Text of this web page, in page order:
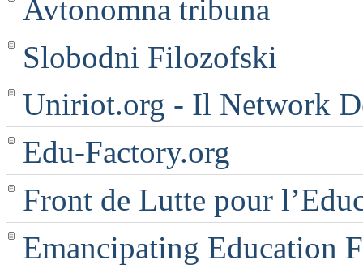
Avtonomna tribuna
Slobodni Filozofski
Uniriot.org - Il Network
Edu-Factory.org
Front de Lutte pour
Emancipating Education